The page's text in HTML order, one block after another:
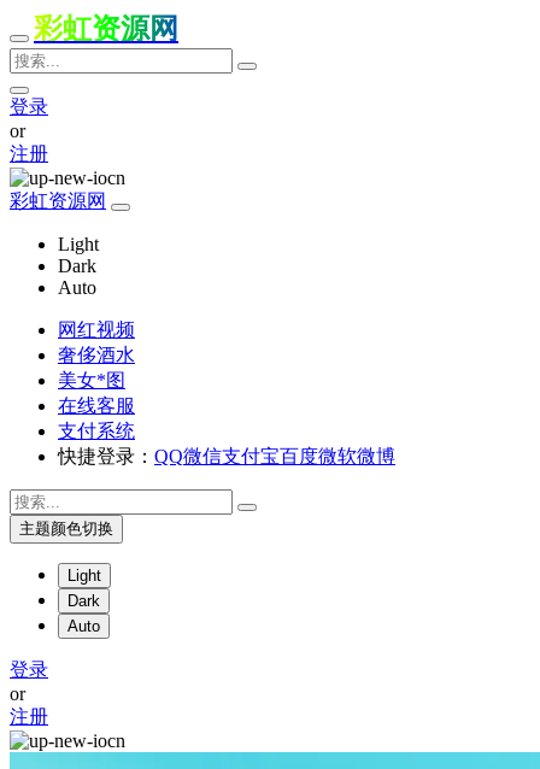
彩虹资源网
登录
or
注册
彩虹资源网
Light
Dark
Auto
网红视频
奢侈酒水
美女*图
在线客服
支付系统
快捷登录： QQ微信支付宝百度微软微博
主题颜色切换
Light
Dark
Auto
登录
or
注册